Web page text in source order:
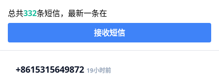
总共332条短信，最新一条在
接收短信
+8615315649872 19小时前